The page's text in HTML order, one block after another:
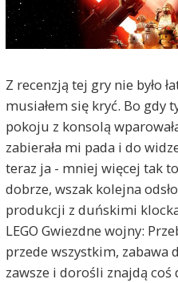
Z recenzją tej gry nie było
musiałem się kryć. Bo gdy
pokoju z konsolą
zabierała mi pada i do
teraz ja - mniej więcej tak
dobrze, wszak kolejna
produkcji z duńskimi
LEGO Gwiezdne wojny:
przede wszystkim, zabawa
zawsze i dorośli znajdą coś